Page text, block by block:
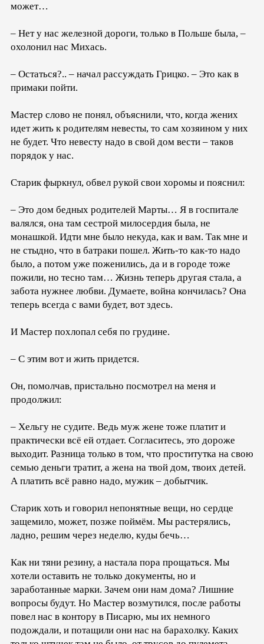
может…
– Нет у нас железной дороги, только в Польше была, –
охолонил нас Михась.
– Остаться?.. – начал рассуждать Грицко. – Это как в
примаки пойти.
Мастер слово не понял, объяснили, что, когда жених
идет жить к родителям невесты, то сам хозяином у них
не будет. Что невесту надо в свой дом вести – таков
порядок у нас.
Старик фыркнул, обвел рукой свои хоромы и пояснил:
– Это дом бедных родителей Марты… Я в госпитале
валялся, она там сестрой милосердия была, не
монашкой. Идти мне было некуда, как и вам. Так мне и
не стыдно, что в батраки пошел. Жить-то как-то надо
было, а потом уже поженились, да и в городе тоже
пожили, но тесно там… Жизнь теперь другая стала, а
забота нужнее любви. Думаете, война кончилась? Она
теперь всегда с вами будет, вот здесь.
И Мастер похлопал себя по грудине.
– С этим вот и жить придется.
Он, помолчав, пристально посмотрел на меня и
продолжил:
– Хельгу не судите. Ведь муж жене тоже платит и
практически всё ей отдает. Согласитесь, это дороже
выходит. Разница только в том, что проститутка на свою
семью деньги тратит, а жена на твой дом, твоих детей.
А платить всё равно надо, мужик – добытчик.
Старик хоть и говорил непонятные вещи, но сердце
защемило, может, позже поймём. Мы растерялись,
ладно, решим через неделю, куды бечь…
Как ни тяни резину, а настала пора прощаться. Мы
хотели оставить не только документы, но и
заработанные марки. Зачем они нам дома? Лишние
вопросы будут. Но Мастер возмутился, после работы
повел нас в контору в Писарю, мы их немного
подождали, и потащили они нас на барахолку. Каких